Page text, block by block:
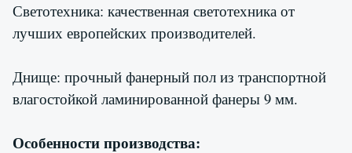
Светотехника: качественная светотехника от
лучших европейских производителей.
Днище: прочный фанерный пол из транспортной
влагостойкой ламинированной фанеры 9 мм.
Особенности производства: